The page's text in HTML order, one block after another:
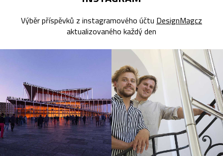
Výběr příspěvků z instagramového účtu DesignMagcz
aktualizovaného každý den